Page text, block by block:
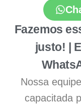
Fazemos
justo! |
Nossa
capacitada